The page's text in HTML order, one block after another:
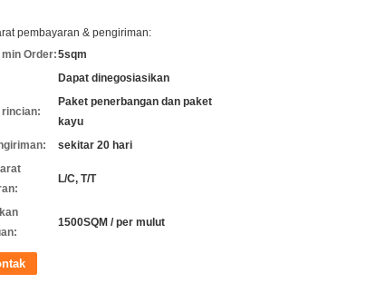
pembayaran & pengiriman:
Order:5sqm
Dapat dinegosiasikan
rincian:
Paket penerbangan dan paket
kayu
sekitar 20 hari
L/C, T/T
1500SQM / per mulut